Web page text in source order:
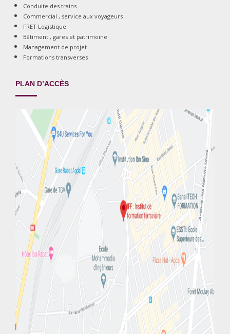
Conduite des trains
Commercial , service aux voyageurs
FRET Logistique
Bâtiment , gares et patrimoine
Management de projet
Formations transverses
PLAN D’ACCÈS